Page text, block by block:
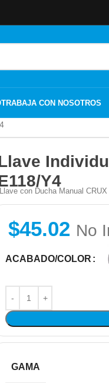
TRABAJA CON NOSOTROS
Y4
Llave con Ducha Manual
$45.02 No
ACABADO/COLOR
GAMA